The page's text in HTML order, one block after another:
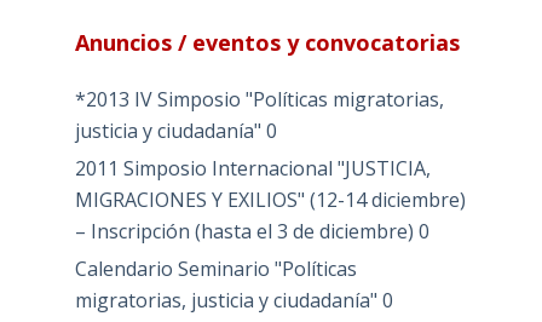
Anuncios / eventos y convocatorias
*2013 IV Simposio "Políticas migratorias,
justicia y ciudadanía" 0
2011 Simposio Internacional "JUSTICIA,
MIGRACIONES Y EXILIOS" (12-14 diciembre)
– Inscripción (hasta el 3 de diciembre) 0
Calendario Seminario "Políticas
migratorias, justicia y ciudadanía" 0